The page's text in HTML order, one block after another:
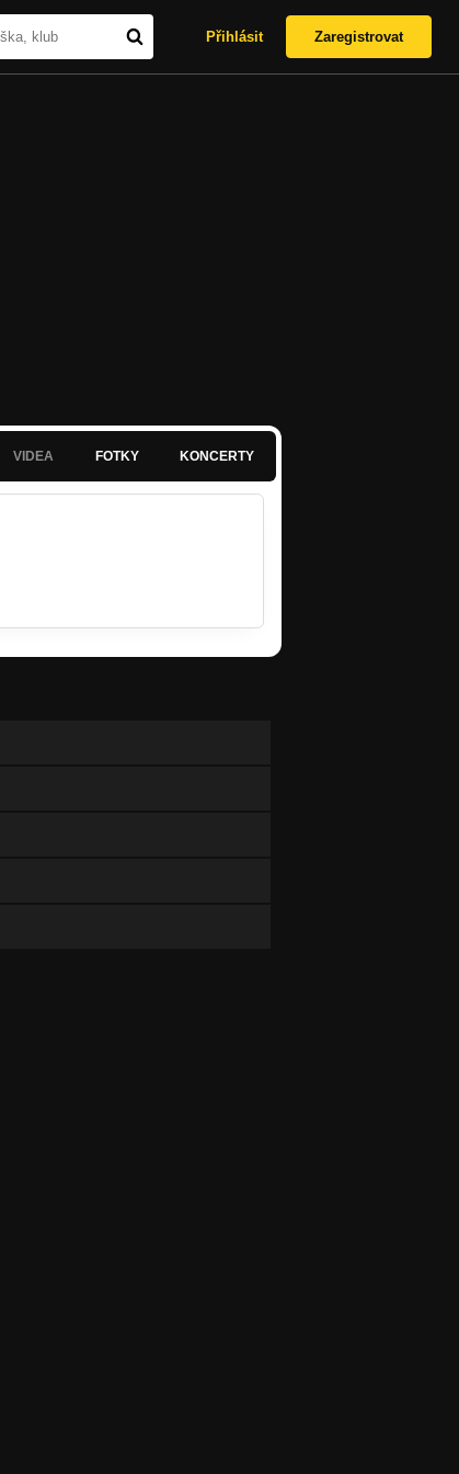
Přihlásit Zaregistrovat
VIDEA FOTKY KONCERTY